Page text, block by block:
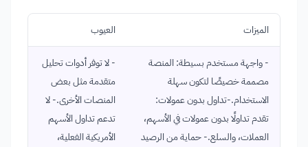
الميزات العيوب
- واجهة مستخدم بسيطة: المنصة
مصممة خصيصًا لتكون سهلة
الاستخدام.-تداول بدون عمولات:
تقدم تداولًا بدون عمولات في الأسهم،
العملات، والسلع.- حماية من الرصيد
- لا توفر أدوات تحليل
متقدمة مثل بعض
المنصات الأخرى.- لا
تدعم تداول الأسهم
الأمريكية الفعلية،